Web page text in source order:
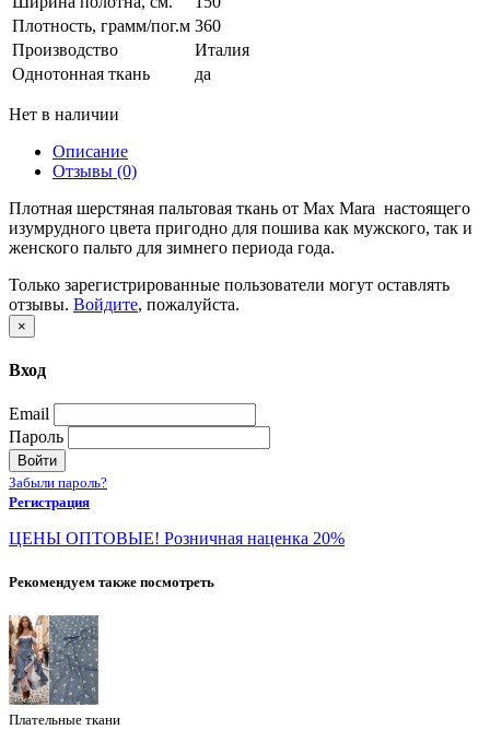
Плотность, грамм/пог.м 360
Производство
Италия
Однотонная ткань
да
Нет в наличии
Описание
Отзывы (0)
Плотная шерстяная пальтовая ткань от Max Mara настоящего
изумрудного цвета пригодно для пошива как мужского, так и
женского пальто для зимнего периода года.
Только зарегистрированные пользователи могут оставлять
отзывы. Войдите, пожалуйста.
×
Вход
Email
Пароль
Войти
Забыли пароль?
Регистрация
ЦЕНЫ ОПТОВЫЕ! Розничная наценка 20%
Рекомендуем также посмотреть
Плательные ткани